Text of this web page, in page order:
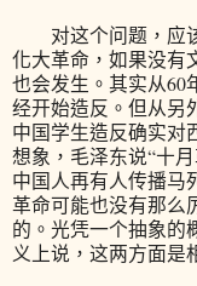
对这个问题，应该
化大革命，如果没有
也会发生。其实从60
经开始造反。但从另
中国学生造反确实对
想象，毛泽东说“十
中国人再有人传播马
革命可能也没有那么
的。光凭一个抽象的
义上说，这两方面是